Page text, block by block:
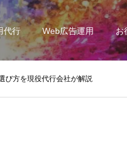
代行 Web広告運用 お
び方を現役代行会社が解説